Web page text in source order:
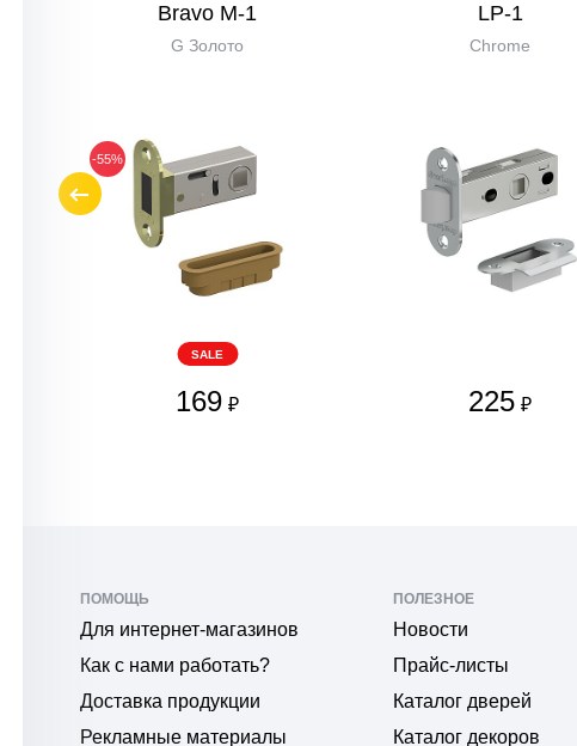
Bravo M-1
G Золото
-55%
SALE
169 ₽
LP-1
Chrome
225 ₽
ПОМОЩЬ
Для интернет-магазинов
Как с нами работать?
Доставка продукции
Рекламные материалы
ПОЛЕЗНОЕ
Новости
Прайс-листы
Каталог дверей
Каталог декоров